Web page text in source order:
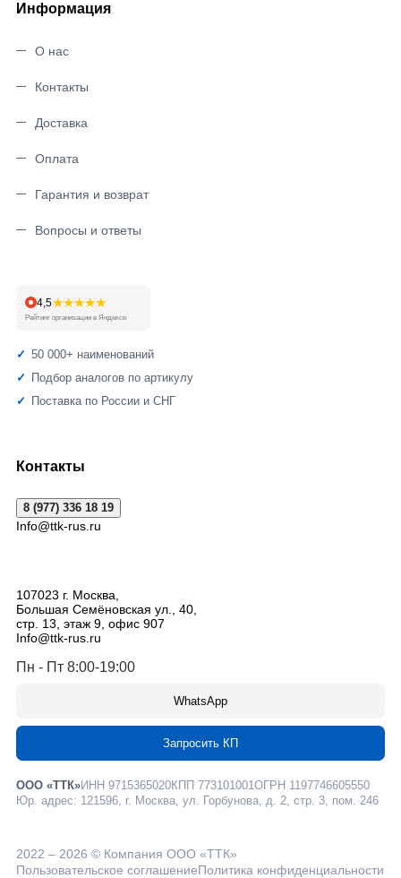
Информация
О нас
Контакты
Доставка
Оплата
Гарантия и возврат
Вопросы и ответы
4,5★★★★★
Рейтинг организации в Яндексе
50 000+ наименований
Подбор аналогов по артикулу
Поставка по России и СНГ
Контакты
8 (977) 336 18 19
Info@ttk-rus.ru
107023 г. Москва,
Большая Семёновская ул., 40,
стр. 13, этаж 9, офис 907
Info@ttk-rus.ru
Пн - Пт 8:00-19:00
WhatsApp
Запросить КП
ООО «ТТК»ИНН 9715365020КПП 773101001ОГРН 1197746605550
Юр. адрес: 121596, г. Москва, ул. Горбунова, д. 2, стр. 3, пом. 246
2022 – 2026 © Компания ООО «ТТК»
Пользовательское соглашениеПолитика конфиденциальности